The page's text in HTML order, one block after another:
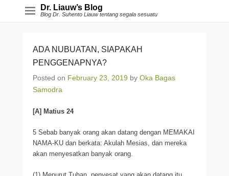
Dr. Liauw’s Blog
Blog Dr. Suhento Liauw tentang segala sesuatu
ADA NUBUATAN, SIAPAKAH
PENGGENAPNYA?
Posted on February 23, 2019 by Oka Bagas
Samodra
[A] Matius 24
5 Sebab banyak orang akan datang dengan MEMAKAI
NAMA-KU dan berkata: Akulah Mesias, dan mereka
akan menyesatkan banyak orang.